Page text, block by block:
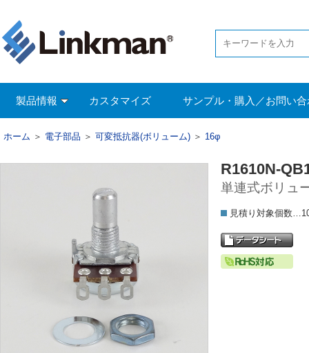
製品情報 カスタマイズ サンプル・購入／お問い
ホーム ＞ 電子部品 ＞ 可変抵抗器(ボリューム) ＞ 16φ
R1610N-
単連式ボリュ
見積り対象個数